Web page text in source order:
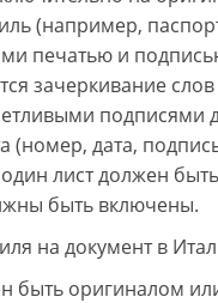
(например,
печатью и
зачеркивание
подписями
(номер, дата,
лист должен
быть включены.
на документ в
быть оригиналом